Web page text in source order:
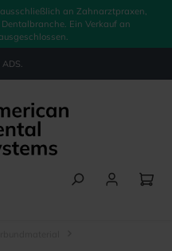
an Zahnarztpraxen,
Ein Verkauf an
ADS.